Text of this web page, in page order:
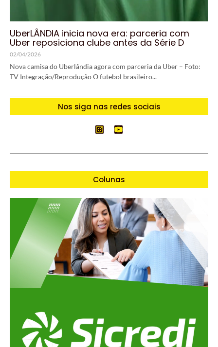
UberLÂNDIA inicia nova era: parceria com
Uber reposiciona clube antes da Série D
02/04/2026
Nova camisa do Uberlândia agora com parceria da Uber – Foto:
TV Integração/Reprodução O futebol brasileiro...
Nos siga nas redes sociais
Colunas